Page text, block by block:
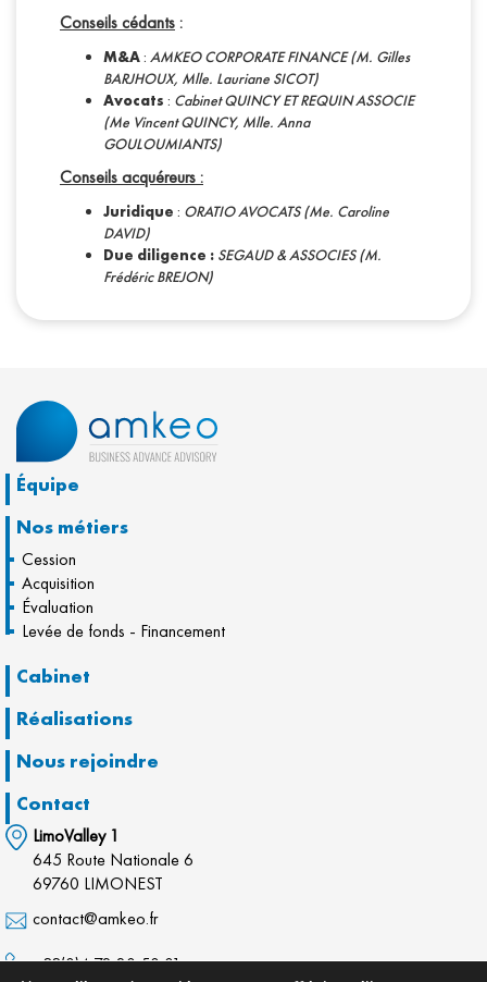
Conseils cédants :
M&A: AMKEO CORPORATE FINANCE (M. Gilles
BARJHOUX, Mlle. Lauriane SICOT)
Avocats : Cabinet QUINCY ET REQUIN ASSOCIE
(Me Vincent QUINCY, Mlle. Anna
GOULOUMIANTS)
Conseils acquéreurs :
Juridique : ORATIO AVOCATS (Me. Caroline
DAVID)
Due diligence : SEGAUD & ASSOCIES (M.
Frédéric BREJON)
Équipe
Nos métiers
Cession
Acquisition
Évaluation
Levée de fonds - Financement
Cabinet
Réalisations
Nous rejoindre
Contact
LimoValley 1
645 Route Nationale 6
69760 LIMONEST
contact@amkeo.fr
+33(0)4 72 20 50 01